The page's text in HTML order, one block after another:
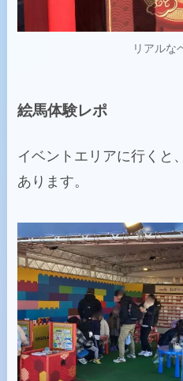
リアルな
絵馬体験レポ
イベントエリアに行くと
あります。